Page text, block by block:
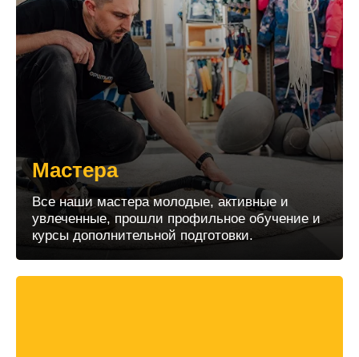
Мастера
Все наши мастера молодые, активные и
увлеченные, прошли профильное обучение и
курсы дополнительной подготовки.